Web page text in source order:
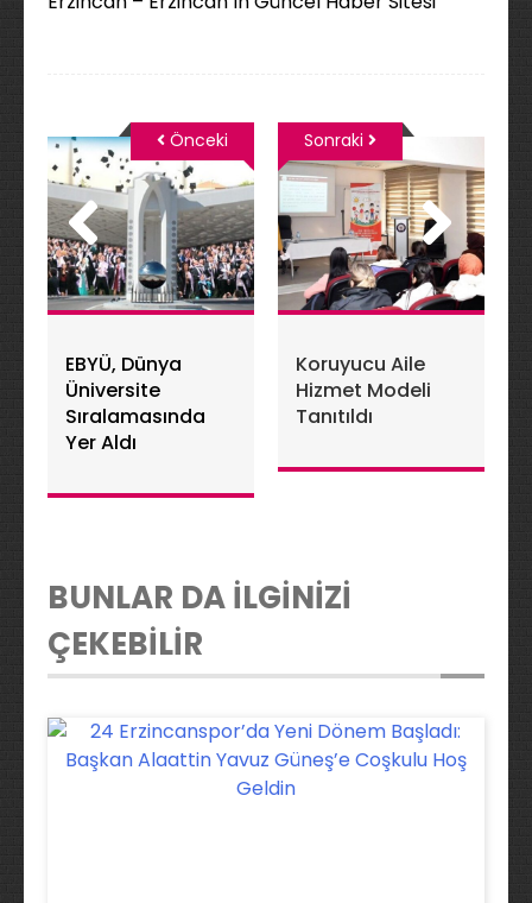
EBYÜ, Dünya
Üniversite
Sıralamasında
Yer Aldı
Önceki
Koruyucu Aile
Hizmet Modeli
Tanıtıldı
Sonraki
BUNLAR DA İLGİNİZİ
ÇEKEBİLİR